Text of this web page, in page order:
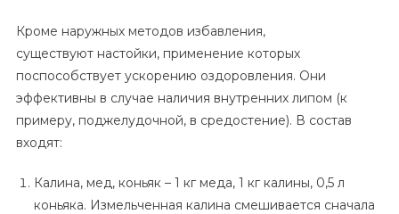
Кроме наружных методов избавления,
существуют настойки, применение которых
поспособствует ускорению оздоровления. Они
эффективны в случае наличия внутренних липом (к
примеру, поджелудочной, в средостение). В состав
входят:
Калина, мед, коньяк – 1 кг меда, 1 кг калины, 0,5 л
коньяка. Измельченная калина смешивается сначала